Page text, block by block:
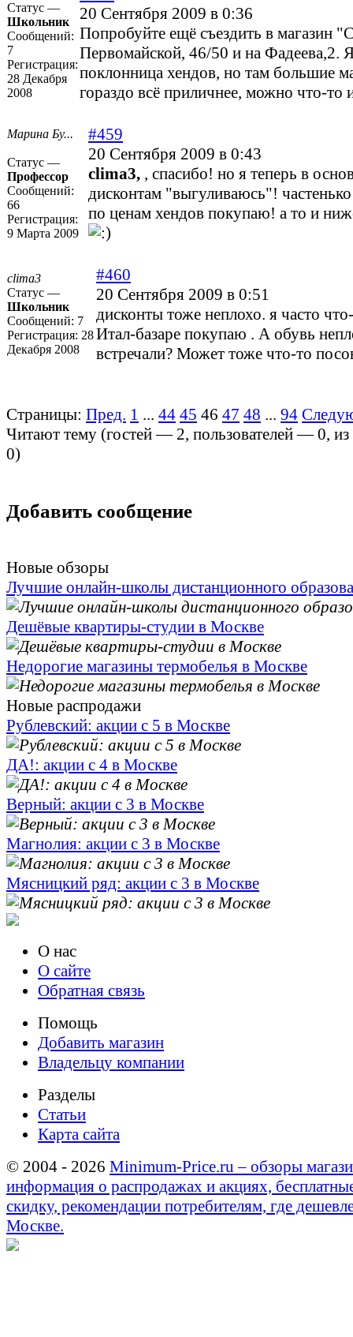
Статус —
Школьник
Сообщений:
7
Регистрация:
28 Декабря
2008
20 Сентября 2009 в 0:36
Попробуйте ещё съездить в магазин
Первомайской, 46/50 и на Фадеева,2.
поклонница хендов, но там большие
гораздо всё приличнее, можно что-то
Марина Бу...
Статус —
Профессор
Сообщений:
66
Регистрация:
9 Марта 2009
#459
20 Сентября 2009 в 0:43
clima3, , спасибо! но я теперь в
дисконтам "выгуливаюсь"!
по ценам хендов покупаю! а то и
clima3
Статус —
Школьник
Сообщений: 7
Регистрация: 28
Декабря 2008
#460
20 Сентября 2009 в 0:51
дисконты тоже неплохо. я часто
Итал-базаре покупаю . А обувь
встречали? Может тоже что-то
Страницы: Пред. 1 ... 44 45 46 47 48 ... 94
Читают тему (гостей — 2, пользователей —0,
0)
Добавить сообщение
Новые обзоры
Лучшие онлайн-школы дистанционного
Дешёвые квартиры-студии в Москве
Недорогие магазины термобелья в Москве
Новые распродажи
Рублевский: акции с 5 в Москве
ДА!: акции с 4 в Москве
Верный: акции с 3 в Москве
Магнолия: акции с 3 в Москве
Мясницкий ряд: акции с 3 в Москве
О нас
О сайте
Обратная связь
Помощь
Добавить магазин
Владельцу компании
Разделы
Статьи
Карта сайта
© 2004 - 2026 Minimum-Price.ru – обзоры
информация о распродажах и акциях,
скидку, рекомендации потребителям, где
Москве.